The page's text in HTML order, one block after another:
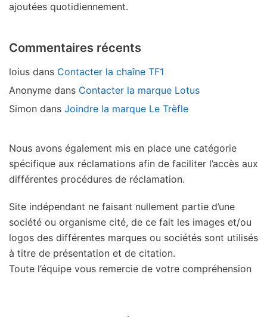
ajoutées quotidiennement.
Commentaires récents
loius dans Contacter la chaîne TF1
Anonyme dans Contacter la marque Lotus
Simon dans Joindre la marque Le Trèfle
Nous avons également mis en place une catégorie
spécifique aux réclamations afin de faciliter l’accès aux
différentes procédures de réclamation.
Site indépendant ne faisant nullement partie d’une
société ou organisme cité, de ce fait les images et/ou
logos des différentes marques ou sociétés sont utilisés
à titre de présentation et de citation.
Toute l’équipe vous remercie de votre compréhension